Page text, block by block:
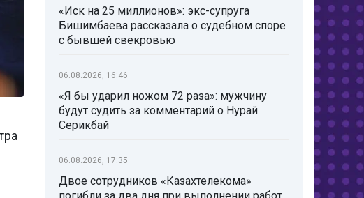
«Иск на 25 миллионов»: экс-супруга
Бишимбаева рассказала о судебном споре
с бывшей свекровью
06.08.2026, 16:46
«Я бы ударил ножом 72 раза»: мужчину
будут судить за комментарий о Нурай
Серикбай
06.08.2026, 17:35
Двое сотрудников «Казахтелекома»